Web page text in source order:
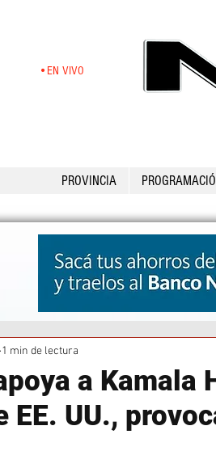
•EN VIVO
PROVINCIA
a Kamala
EE. UU.,
1 min de lectura